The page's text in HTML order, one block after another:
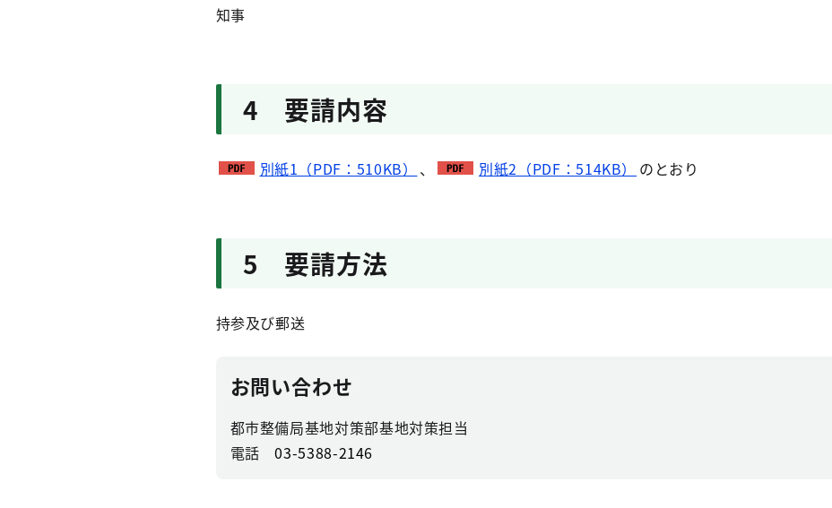
知事
4 要請内容
別紙1（PDF：510KB） 、 別紙2（PDF：514KB） のとおり
5 要請方法
持参及び郵送
お問い合わせ
都市整備局基地対策部基地対策担当
電話03-5388-2146